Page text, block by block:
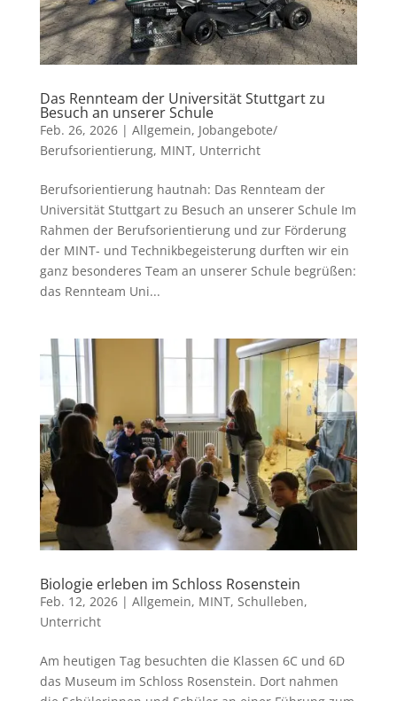
Das Rennteam der Universität Stuttgart zu
Besuch an unserer Schule
Feb. 26, 2026| Allgemein, Jobangebote/
Berufsorientierung, MINT, Unterricht
Berufsorientierung hautnah: Das Rennteam der
Universität Stuttgart zu Besuch an unserer Schule Im
Rahmen der Berufsorientierung und zur Förderung
der MINT- und Technikbegeisterung durften wir ein
ganz besonderes Team an unserer Schule begrüßen:
das Rennteam Uni...
Biologie erleben im Schloss Rosenstein
Feb. 12, 2026| Allgemein, MINT, Schulleben,
Unterricht
Am heutigen Tag besuchten die Klassen 6C und 6D
das Museum im Schloss Rosenstein. Dort nahmen